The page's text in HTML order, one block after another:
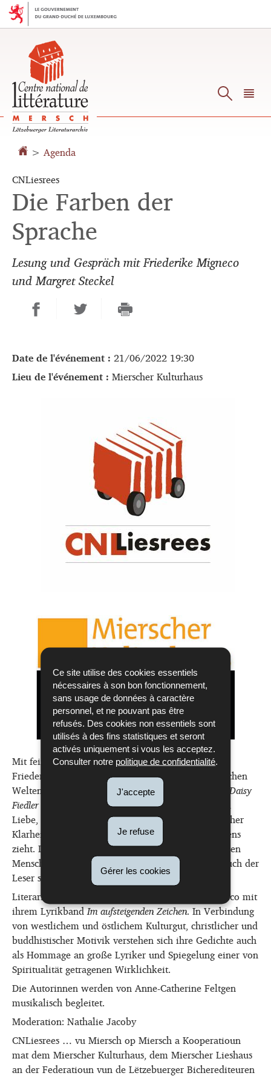
Ce site utilise des cookies essentiels
nécessaires à son bon fonctionnement,
sans usage de données à caractère
personnel, et ne pouvant pas être
refusés. Des cookies non essentiels sont
utilisés à des fins statistiques et seront
activés uniquement si vous les acceptez.
Consulter notre politique de confidentialité
J'accepte
Je refuse
Gérer les cookies
Aller
navigation
Aller
> Agenda
CNLiesrees
Die Farben der
Sprache
Lesung und Gespräch mit Friederike Migneco
und Margret Steckel
Date de l'événement : 21/06/2022 19:30
Lieu de l'événement : Mierscher Kulturhaus
Mit feinen Strichen entwerfen Margret Steckel und
Friederike Migneco ihre erzählerischen und poetischen
Welten. Margret Steckel gelingt mit der Erzählung Daisy
Fiedlerein behutsames Buch über Freundschaft und
Liebe, das den Leser sanft und doch mit unerbittlicher
Klarheit in die Realität eines ungewöhnlichen Lebens
zieht. Dabei setzt die Autorin einem ganz besonderen
Menschen ein kleines literarisches Denkmal, das auch der
Leser so schnell nicht wieder vergisst.
Literarische Denkmale setzt auch Friederike Migneco mit
ihrem LyrikbandIm aufsteigenden Zeichen. In Verbindung
von westlichem und östlichem Kulturgut, christlicher und
buddhistischer Motivik verstehen sich ihre Gedichte auch
als Hommage an große Lyriker und Spiegelung einer von
Spiritualität getragenen Wirklichkeit.
Die Autorinnen werden von Anne-Catherine Feltgen
musikalisch begleitet.
Moderation: Nathalie Jacoby
CNLiesrees … vu Miersch op Miersch a Kooperatioun
mat dem Mierscher Kulturhaus, dem Mierscher Lieshaus
an der Federatioun vun de Lëtzebuerger Bicherediteuren